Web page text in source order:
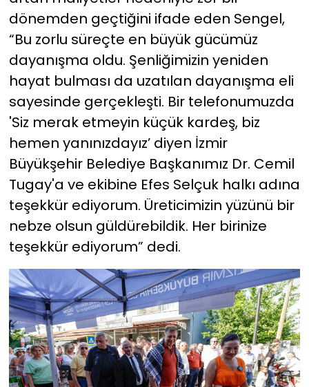
dönemden geçtiğini ifade eden Sengel,
“Bu zorlu süreçte en büyük gücümüz
dayanışma oldu. Şenliğimizin yeniden
hayat bulması da uzatılan dayanışma eli
sayesinde gerçekleşti. Bir telefonumuzda
'Siz merak etmeyin küçük kardeş, biz
hemen yanınızdayız’ diyen İzmir
Büyükşehir Belediye Başkanımız Dr. Cemil
Tugay'a ve ekibine Efes Selçuk halkı adına
teşekkür ediyorum. Üreticimizin yüzünü bir
nebze olsun güldürebildik. Her birinize
teşekkür ediyorum” dedi.